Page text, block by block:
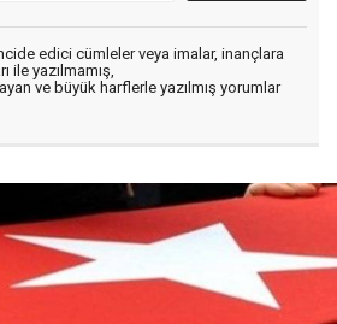
edici cümleler veya imalar, inançlara
ile yazılmamış,
ve büyük harflerle yazılmış yorumlar